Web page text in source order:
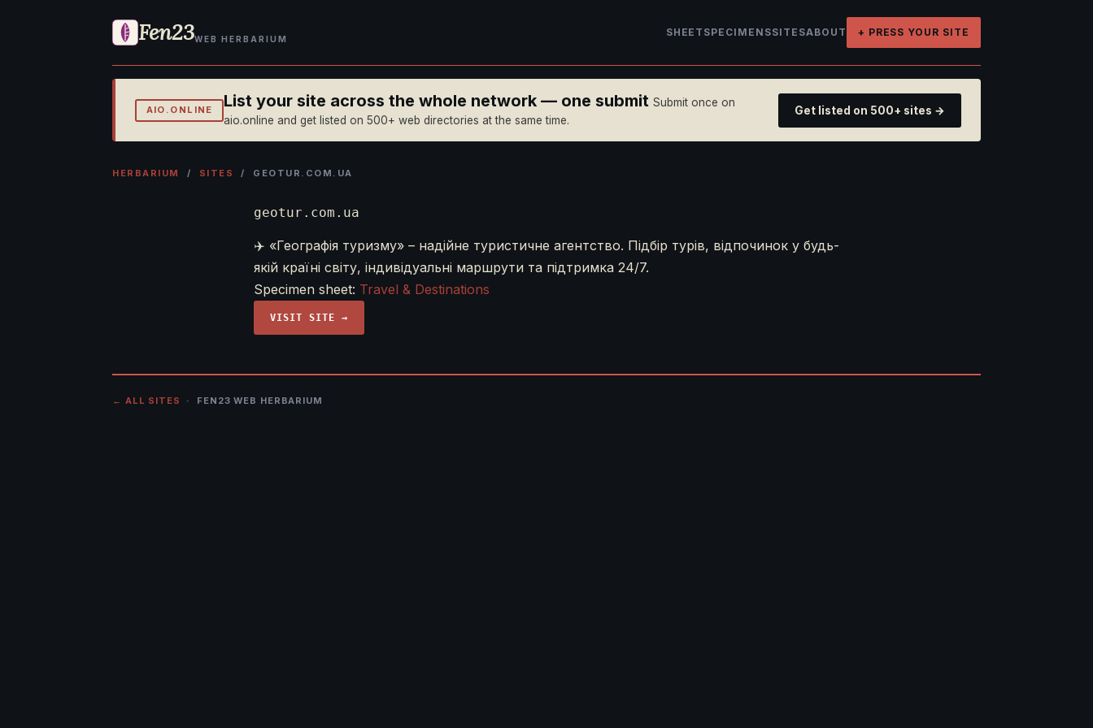
Fen23WEB HERBARIUM
SHEET SPECIMENSSITESABOUT + PRESS YOUR SITE
AIO.ONLINE List your site across the whole network — one submit Submit once on
aio.online and get listed on 500+ web directories at the same time.
Get listed on 500+ sites →
HERBARIUM / SITES / GEOTUR.COM.UA
geotur.com.ua
✈️ «Географія туризму» – надійне туристичне агентство. Підбір турів, відпочинок у будь-
якій країні світу, індивідуальні маршрути та підтримка 24/7.
Specimen sheet: Travel & Destinations
VISIT SITE →
← ALL SITES · FEN23 WEB HERBARIUM